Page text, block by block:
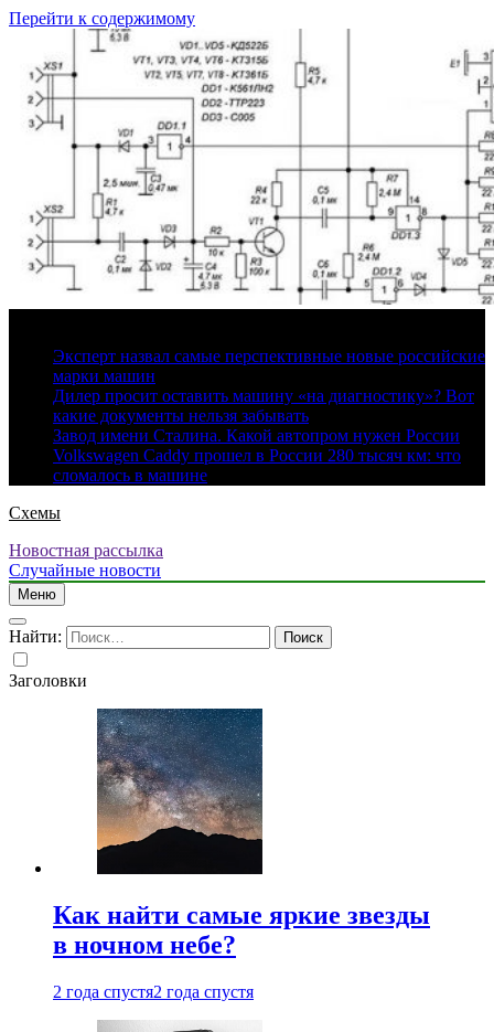
Перейти к содержимому
Эксперт назвал самые перспективные новые российские
марки машин
Дилер просит оставить машину «на диагностику»? Вот
какие документы нельзя забывать
Завод имени Сталина. Какой автопром нужен России
Volkswagen Caddy прошел в России 280 тысяч км: что
сломалось в машине
Схемы
Новостная рассылка
Случайные новости
Меню
Найти:
Заголовки
Как найти самые яркие звезды
в ночном небе?
2 года спустя2 года спустя